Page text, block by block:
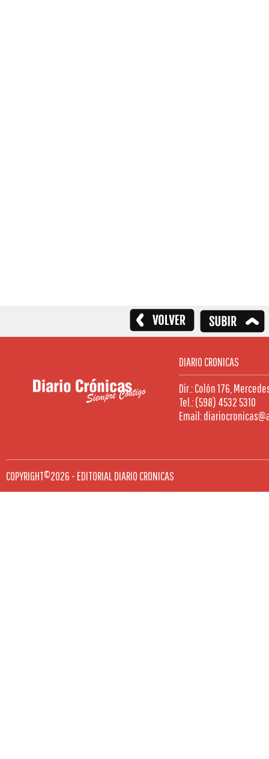
DIARIO CRONICAS
Dir.: Colón 176,
Tel.: (598) 4532 5310
Email:
COPYRIGHT©2026 - EDITORIAL DIARIO CRONICAS